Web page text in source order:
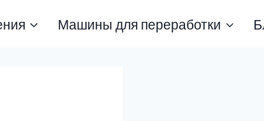
Машины для переработки